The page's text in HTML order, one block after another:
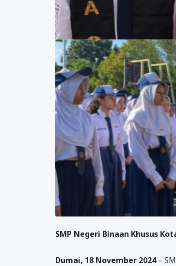
SMP Negeri Binaan Khusus
Dumai, 18 November 2024–